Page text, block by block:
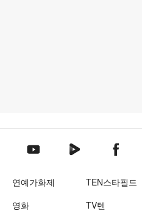
텐아시아 유튜브텐아시아 네이버TV
텐아시
연예가화제 TEN스타필드
영화
TV텐